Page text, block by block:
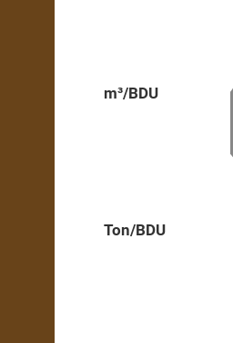
m³/BDU
Ton/BDU